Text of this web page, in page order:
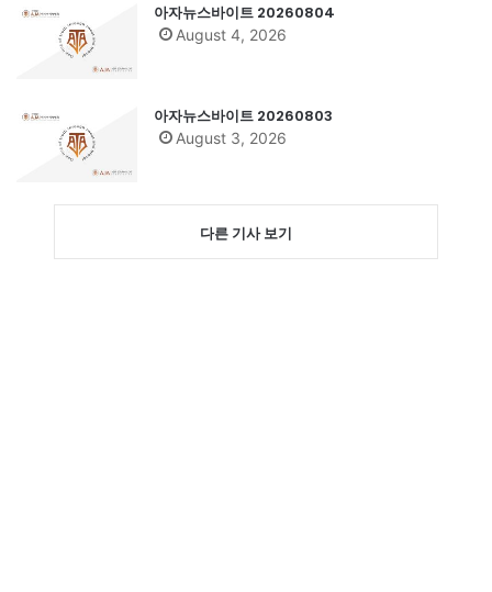
아자뉴스바이트 20260804
August 4, 2026
아자뉴스바이트 20260803
August 3, 2026
다른 기사 보기